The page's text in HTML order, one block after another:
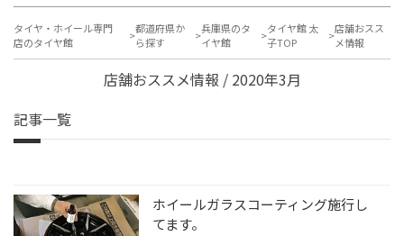
タイヤ・ホイール専門
店のタイヤ館
都道府県か
ら探す
兵庫県のタ
イヤ館
タイヤ館 太
子TOP
店舗おスス
メ情報
店舗おススメ情報 / 2020年3月
記事一覧
ホイールガラスコーティング施行し
てます。